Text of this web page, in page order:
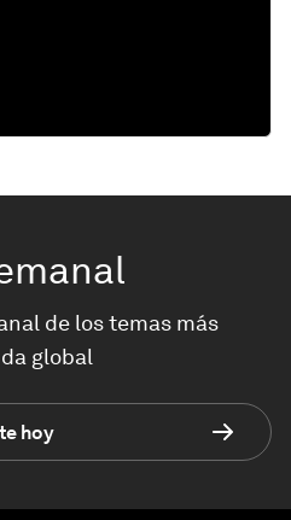
de los temas más
global
hoy